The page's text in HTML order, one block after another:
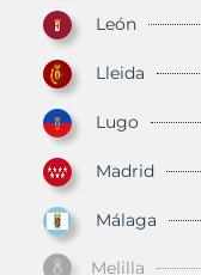
León
Lleida
Lugo
Madrid
Málaga
Melilla